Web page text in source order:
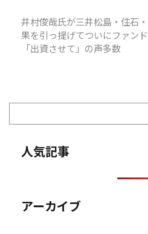
井村俊哉氏が三井松島・住石
果を引っ提げてついにファン
「出資させて」の声多数
人気記事
アーカイブ